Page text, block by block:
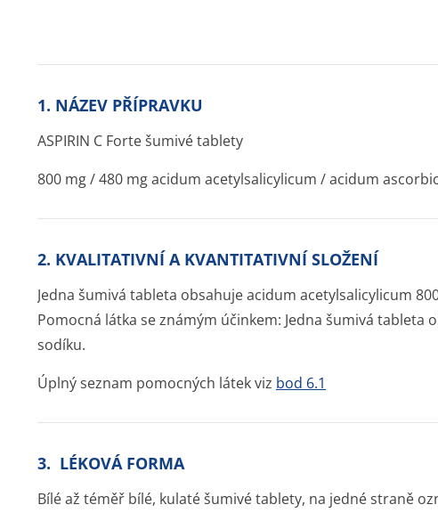
1. NÁZEV PŘÍPRAVKU
ASPIRIN C Forte šumivé tablety
800 mg / 480 mg acidum acetylsalicylicum / acidum
2. KVALITATIVNÍ A KVANTITATIVNÍ SLOŽENÍ
Jedna šumivá tableta obsahuje acidum acetylsalicylicum
Pomocná látka se známým účinkem: Jedna šumivá tableta
sodíku.
Úplný seznam pomocných látek viz bod 6.1
3. LÉKOVÁ FORMA
Bílé až téměř bílé, kulaté šumivé tablety, na jedné straně